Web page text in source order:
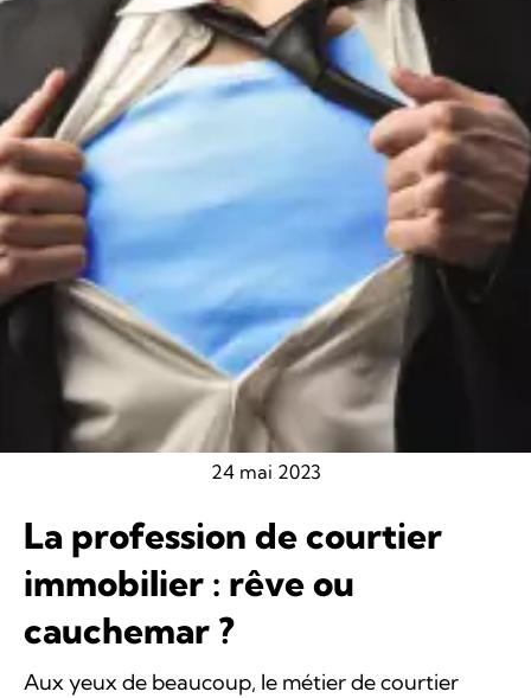
24 mai 2023
La profession de courtier
immobilier : rêve ou
cauchemar ?
Aux yeux de beaucoup, le métier de courtier